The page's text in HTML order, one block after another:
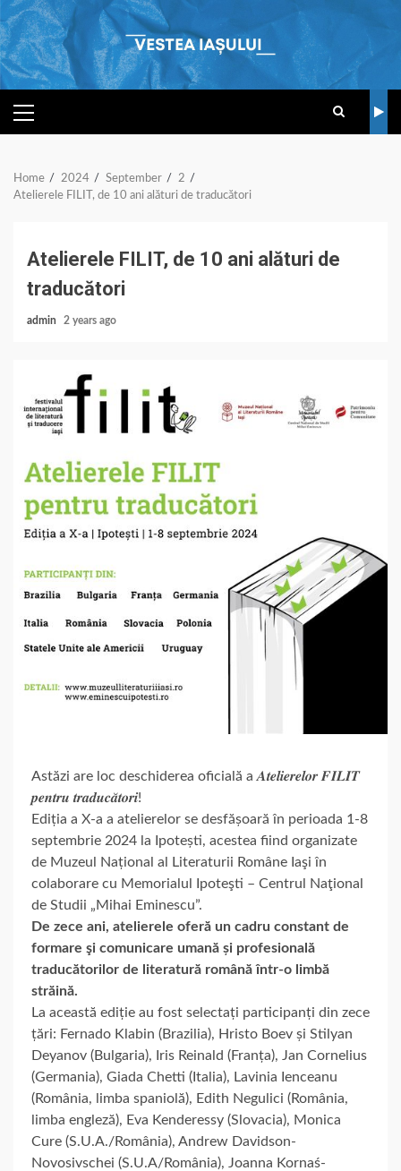
Skip
to
content
PRIMARY
MENU
Home 2024 September
2
Atelierele FILIT, de 10 ani alături de traducători
Atelierele FILIT, de 10 ani alături de
traducători
admin 2 years ago
Astăzi are loc deschiderea oficială a 𝑨𝒕𝒆𝒍𝒊𝒆𝒓𝒆𝒍𝒐𝒓 𝑭𝑰𝑳𝑰𝑻
𝒑𝒆𝒏𝒕𝒓𝒖 𝒕𝒓𝒂𝒅𝒖𝒄𝒂̆𝒕𝒐𝒓𝒊!
Ediția a X-a a atelierelor se desfășoară în perioada 1-8
septembrie 2024 la Ipotești, acestea fiind organizate
de Muzeul Național al Literaturii Române Iaşi în
colaborare cu Memorialul Ipoteşti – Centrul Naţional
de Studii „Mihai Eminescu”.
De zece ani, atelierele oferă un cadru constant de
formare şi comunicare umană și profesională
traducătorilor de literatură română într-o limbă
străină.
La această ediție au fost selectați participanți din zece
țări: Fernado Klabin (Brazilia), Hristo Boev și Stilyan
Deyanov (Bulgaria), Iris Reinald (Franța), Jan Cornelius
(Germania), Giada Chetti (Italia), Lavinia Ienceanu
(România, limba spaniolă), Edith Negulici (România,
limba engleză), Eva Kenderessy (Slovacia), Monica
Cure (S.U.A./România), Andrew Davidson-
Novosivschei (S.U.A/România), Joanna Kornaś-